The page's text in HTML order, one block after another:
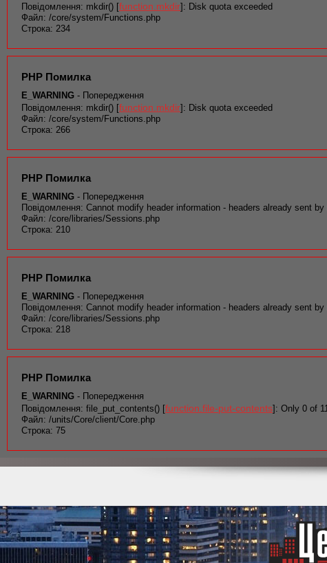
Повідомлення: mkdir() [function.mkdir]: Disk quota exceeded
Файл: /core/system/Functions.php
Строка: 234
PHP Помилка
E_WARNING - Попередження
Повідомлення: mkdir() [function.mkdir]: Disk quota exceeded
Файл: /core/system/Functions.php
Строка: 266
PHP Помилка
E_WARNING - Попередження
Повідомлення: Cannot modify header information - headers already sent
Файл: /core/libraries/Sessions.php
Строка: 210
PHP Помилка
E_WARNING - Попередження
Повідомлення: Cannot modify header information - headers already sent
Файл: /core/libraries/Sessions.php
Строка: 218
PHP Помилка
E_WARNING - Попередження
Повідомлення: file_put_contents() [function.file-put-contents]: Only 0 of
Файл: /units/Core/client/Core.php
Строка: 75